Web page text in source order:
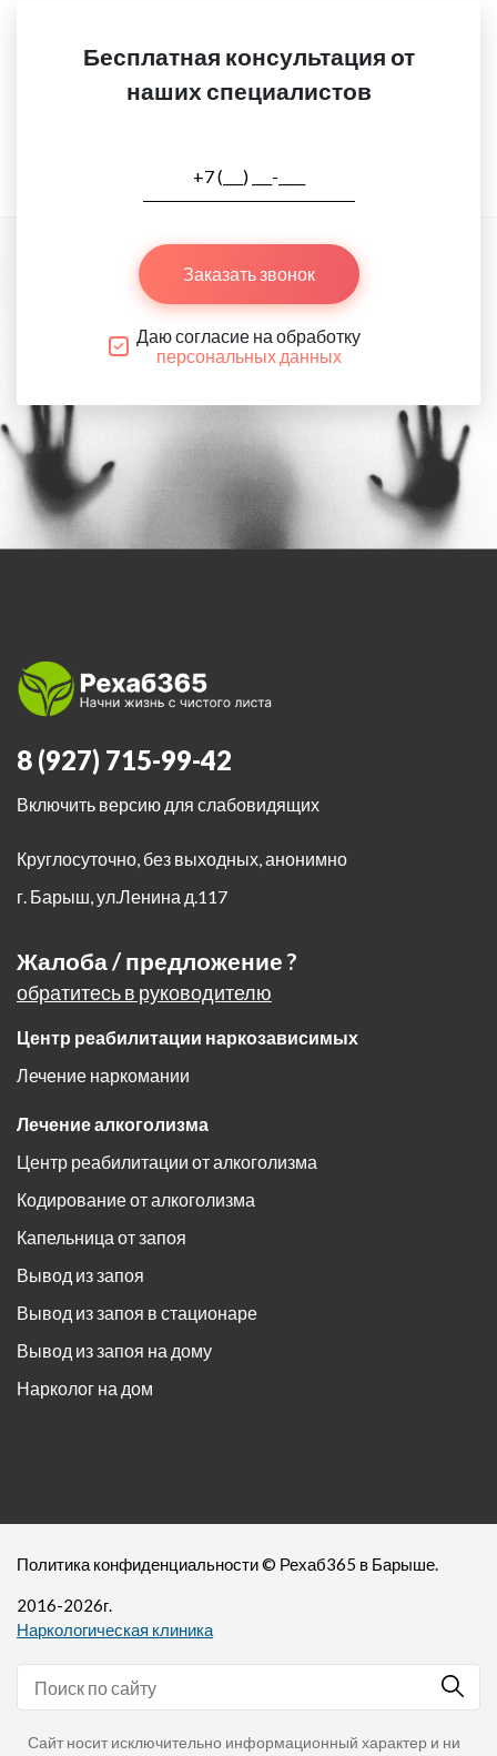
Бесплатная консультация от
наших специалистов
Заказать звонок
Даю согласие на обработку
персональных данных
8 (927) 715-99-42
Включить версию для слабовидящих
Круглосуточно, без выходных, анонимно
г. Барыш,ул.Ленина д.117
Жалоба / предложение ?
обратитесь в руководителю
Центр реабилитации наркозависимых
Лечение наркомании
Лечение алкоголизма
Центр реабилитации от алкоголизма
Кодирование от алкоголизма
Капельница от запоя
Вывод из запоя
Вывод из запоя в стационаре
Вывод из запоя на дому
Нарколог на дом
Политика конфиденциальности© Рехаб365 в Барыше.
2016-2026г.
Наркологическая клиника
Сайт носит исключительно информационный характер и ни